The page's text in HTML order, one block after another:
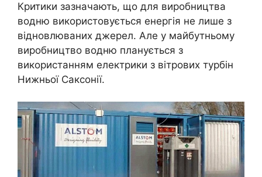
Критики зазначають, що для виробництва
водню використовується енергія не лише з
відновлюваних джерел. Але у майбутньому
виробництво водню планується з
використанням електрики з вітрових турбін
Нижньої Саксонії.